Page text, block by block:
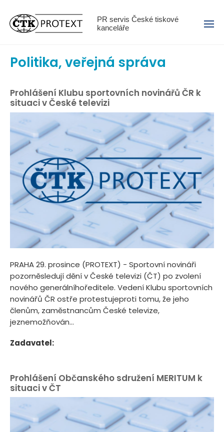
PR servis České tiskové
kanceláře
Menu
Politika, veřejná správa
Prohlášení Klubu sportovních novinářů ČR k
situaci v České televizi
PRAHA 29. prosince (PROTEXT) - Sportovní novináři
pozorněsledují dění v České televizi (ČT) po zvolení
nového generálníhoředitele. Vedení Klubu sportovních
novinářů ČR ostře protestujeproti tomu, že jeho
členům, zaměstnancům České televize,
jeznemožňován...
Zadavatel:
Prohlášení Občanského sdružení MERITUM k
situaci v ČT